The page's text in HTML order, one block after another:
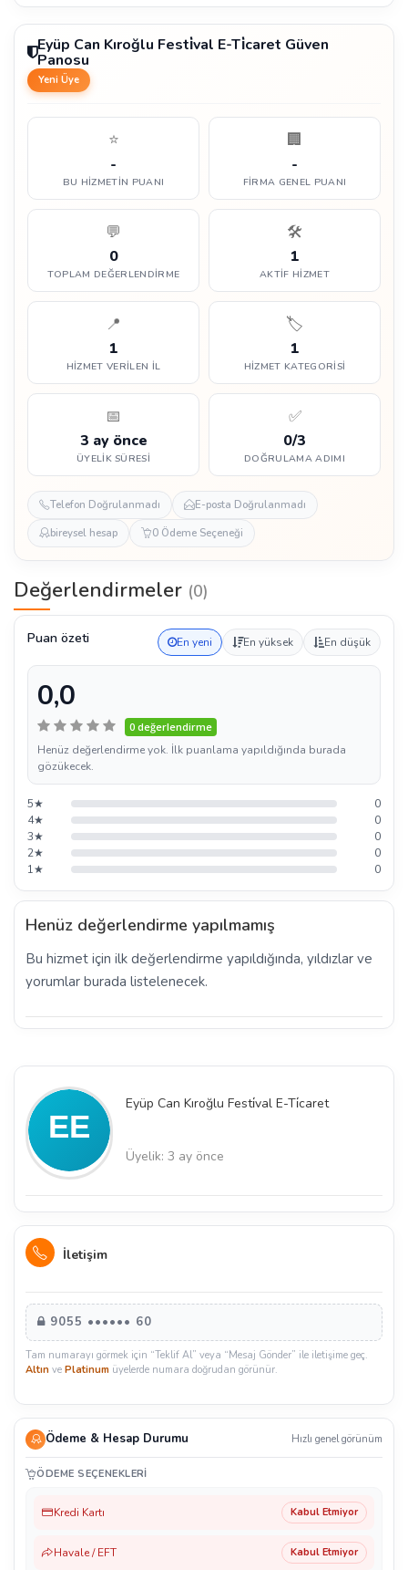
Eyüp Can Kıroğlu Festi̇val E-Ti̇caret Güven
Panosu
Yeni Üye
⭐
-
BU HIZMETIN PUANI
🏢
-
FIRMA GENEL PUANI
💬
0
TOPLAM DEĞERLENDIRME
🛠️
1
AKTIF HIZMET
📍
1
HIZMET VERILEN İL
🏷️
1
HIZMET KATEGORISI
📅
3 ay önce
ÜYELIK SÜRESI
✅
0/3
DOĞRULAMA ADIMI
Telefon Doğrulanmadı
E-posta Doğrulanmadı
bireysel hesap
0 Ödeme Seçeneği
Değerlendirmeler (0)
Puan özeti En yeni En yüksek En düşük
0,0
0 değerlendirme
Henüz değerlendirme yok. İlk puanlama yapıldığında burada
gözükecek.
5★
0
4★
0
3★
0
2★
0
1★
0
Henüz değerlendirme yapılmamış
Bu hizmet için ilk değerlendirme yapıldığında, yıldızlar ve
yorumlar burada listelenecek.
Eyüp Can Kıroğlu Festi̇val E-Ti̇caret
Üyelik: 3 ay önce
İletişim
9055 •••••• 60
Tam numarayı görmek için “Teklif Al” veya “Mesaj Gönder” ile iletişime geç.
Altın ve Platinum üyelerde numara doğrudan görünür.
Ödeme & Hesap Durumu Hızlı genel görünüm
ÖDEME SEÇENEKLERI
Kredi Kartı Kabul Etmiyor
Havale / EFT Kabul Etmiyor